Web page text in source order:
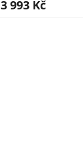
3 993 Kč